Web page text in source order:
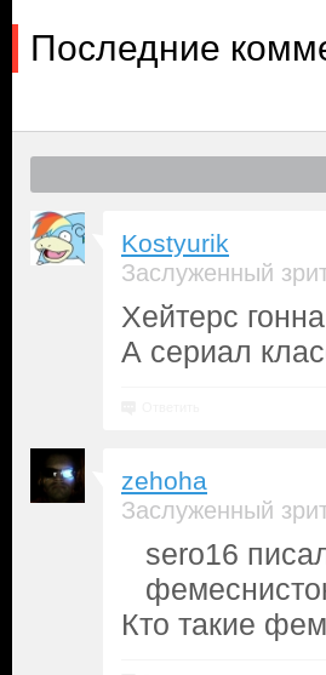
Последние
Kostyurik
Заслуженный
Хейтерс
А сериал
zehoha
Заслуженный
sero16
Кто такие